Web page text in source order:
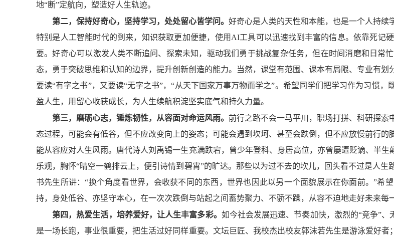
地“断”定航向，塑造好人生轨迹。
第二，保持好奇心，坚持学习，处处留心皆学问。 好奇心是人类的天性和本能，也是一个人持续
特别是人工智能时代的到来，知识获取更加便捷，使用AI工具可以迅速找到丰富的信息。依靠死记
要。好奇心可以激发人类不断追问、探索未知，驱动我们勇于挑战复杂任务，但在时间消磨和日常
态，勇于突破思维和认知的边界，提升创新创造的能力。当然，课堂有范围、课本有局限、专业有
要读“有字之书”，又要读“无字之书”，“从天下国家万事万物而学之”。希望同学们把学习作为习惯
盈人生，用留心收获成长，为人生续航积淀坚实底气和持久力量。
第三，磨砺心志，锤炼韧性，从容面对命运风雨。 前行之路不会一马平川，职场打拼、科研探
态过程，可能会有低谷，但不应改变向上的姿态；可能会遇到坎坷、甚至会跌倒，但不应放慢前行
能从容应对人生风雨。唐代诗人刘禹锡一生充满跌宕，曾少年登科、身居高位，亦曾屡遭贬谪、半
乐观，胸怀“晴空一鹤排云上，便引诗情到碧霄”的旷达。那些以为过不去的坎儿，回头看不过是人
书先生所讲：“换个角度看世界，会收获不同的东西，世界也因此以另一个面貌展示在你面前。”希
持，身处低谷、亦坚守本心，在一次次跌倒与站起之间蓄势聚力、不骄不躁，从容不迫地走好未来每
第四，热爱生活，培养爱好，让人生丰富多彩。 如今社会发展迅速、节奏加快，激烈的“竞争”
是一场长跑，事业很重要，把生活过好同样重要。文坛巨匠、我校杰出校友郭沫若先生是游泳爱好